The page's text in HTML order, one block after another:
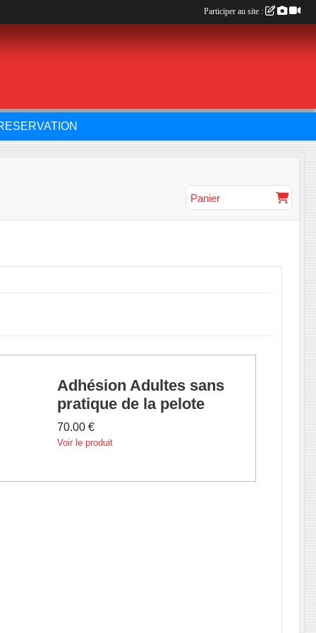
Panier
Adhésion Adultes sans
pratique de la pelote
70.00 €
Voir le produit
Participer au site :